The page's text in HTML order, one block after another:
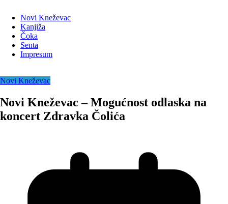
Novi Kneževac
Kanjiža
Čoka
Senta
Impresum
Novi Kneževac
Novi Kneževac – Mogućnost odlaska na
koncert Zdravka Čolića